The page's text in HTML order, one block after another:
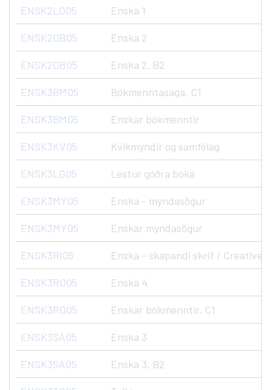
ENSK2LO05 Enska 1
ENSK2OB05 Enska 2
ENSK2OB05 Enska 2, B2
ENSK3BM05 Bókmenntasaga, C1
ENSK3BM05 Enskar bókmenntir
ENSK3KV05 Kvikmyndir og samfélag
ENSK3LG05 Lestur góðra bóka
ENSK3MY05 Enska - myndasögur
ENSK3MY05 Enskar myndasögur
ENSK3RI05 Enska - skapandi skrif / Creative
ENSK3RO05 Enska 4
ENSK3RO05 Enskar bókmenntir, C1
ENSK3SA05 Enska 3
ENSK3SA05 Enska 3, B2